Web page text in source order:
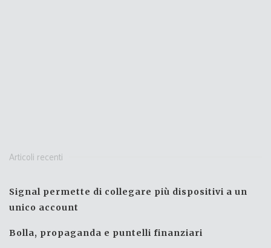
Articoli recenti
Signal permette di collegare più dispositivi a un
unico account
Bolla, propaganda e puntelli finanziari